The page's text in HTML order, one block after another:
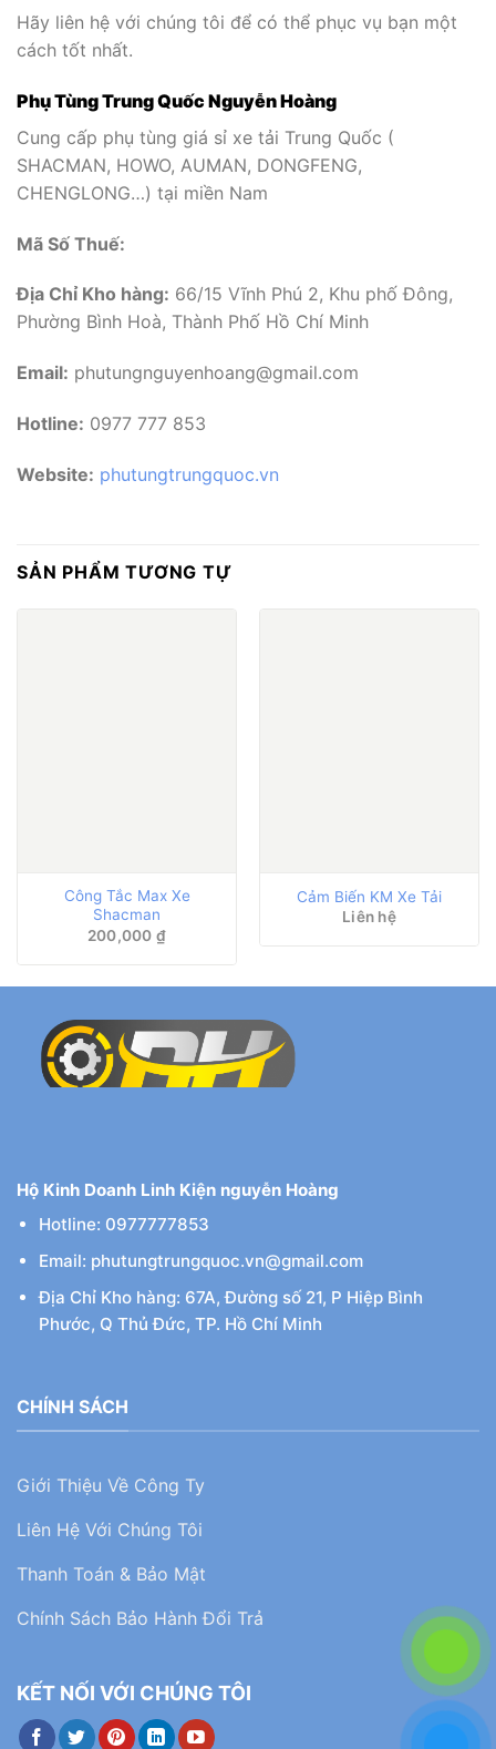
Hãy liên hệ với chúng tôi để có thể phục vụ bạn một
cách tốt nhất.
Phụ Tùng Trung Quốc Nguyễn Hoàng
Cung cấp phụ tùng giá sỉ xe tải Trung Quốc (
SHACMAN, HOWO, AUMAN, DONGFENG,
CHENGLONG…) tại miền Nam
Mã Số Thuế:
Địa Chỉ Kho hàng: 66/15 Vĩnh Phú 2, Khu phố Đông,
Phường Bình Hoà, Thành Phố Hồ Chí Minh
Email: phutungnguyenhoang@gmail.com
Hotline: 0977 777 853
Website: phutungtrungquoc.vn
SẢN PHẨM TƯƠNG TỰ
Công Tắc Max Xe
Shacman
200,000 ₫
Cảm Biến KM Xe Tải
Liên hệ
Hộ Kinh Doanh Linh Kiện nguyễn Hoàng
Hotline: 0977777853
Email: phutungtrungquoc.vn@gmail.com
Địa Chỉ Kho hàng: 67A, Đường số 21, P Hiệp Bình
Phước, Q Thủ Đức, TP. Hồ Chí Minh
CHÍNH SÁCH
Giới Thiệu Về Công Ty
Liên Hệ Với Chúng Tôi
Thanh Toán & Bảo Mật
Chính Sách Bảo Hành Đổi Trả
KẾT NỐI VỚI CHÚNG TÔI